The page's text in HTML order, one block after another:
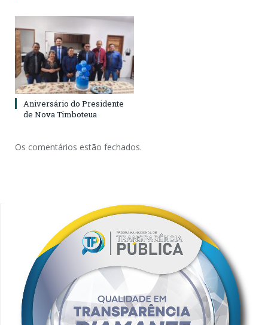
Aniversário do Presidente
de Nova Timboteua
Os comentários estão fechados.